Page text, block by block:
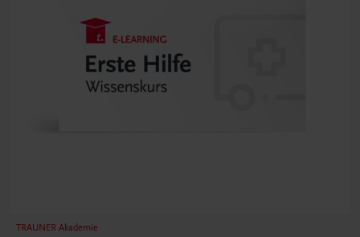
TRAUNER Akademie